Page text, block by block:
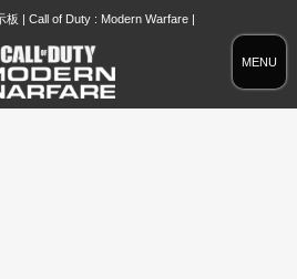
MENU
板 | Call of Duty : Modern Warfare |